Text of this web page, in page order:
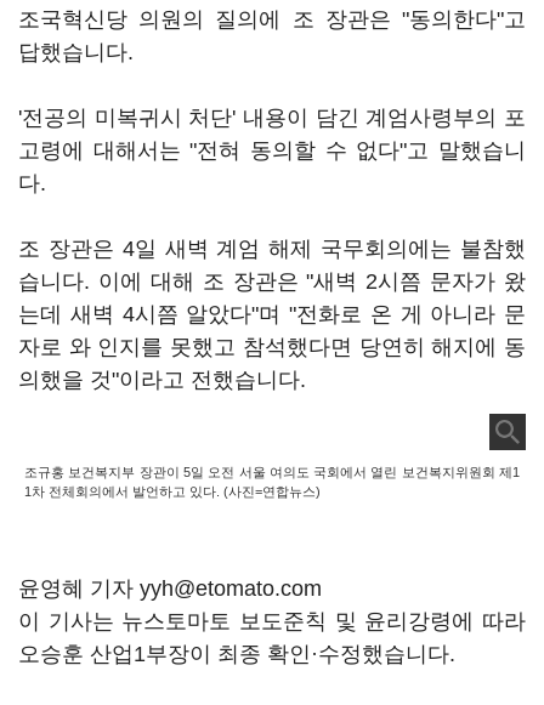
조국혁신당 의원의 질의에 조 장관은 "동의한다"고
답했습니다.
'전공의 미복귀시 처단' 내용이 담긴 계엄사령부의 포
고령에 대해서는 "전혀 동의할 수 없다"고 말했습니
다.
조 장관은 4일 새벽 계엄 해제 국무회의에는 불참했
습니다. 이에 대해 조 장관은 "새벽 2시쯤 문자가 왔
는데 새벽 4시쯤 알았다"며 "전화로 온 게 아니라 문
자로 와 인지를 못했고 참석했다면 당연히 해지에 동
의했을 것"이라고 전했습니다.
조규홍 보건복지부 장관이 5일 오전 서울 여의도 국회에서 열린 보건복지위원회 제1
1차 전체회의에서 발언하고 있다. (사진=연합뉴스)
윤영혜 기자 yyh@etomato.com
이 기사는 뉴스토마토 보도준칙 및 윤리강령에 따라
오승훈 산업1부장이 최종 확인·수정했습니다.